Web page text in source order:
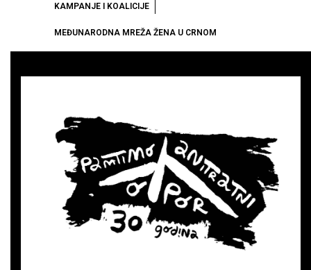
KAMPANJE I KOALICIJE
MEĐUNARODNA MREŽA ŽENA U CRNOM